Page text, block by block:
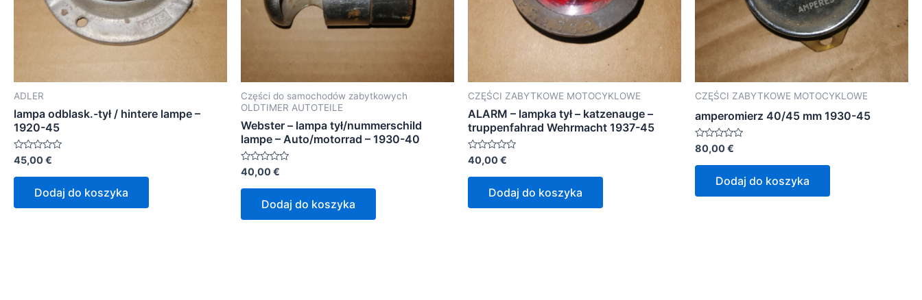
ADLER
lampa odblask.-tył / hintere lampe –
1920-45
Oceniono
0
na
45,00€
Dodaj do koszyka
Części do samochodów zabytkowych
OLDTIMER AUTOTEILE
Webster – lampa tył/nummerschild
lampe – Auto/motorrad – 1930-40
Oceniono
0
na
40,00€
Dodaj do koszyka
CZĘŚCI ZABYTKOWE MOTOCYKLOWE
ALARM – lampka tył – katzenauge –
truppenfahrad Wehrmacht 1937-45
Oceniono
0
na
40,00€
Dodaj do koszyka
CZĘŚCI ZABYTKOWE MOTOCYKLOWE
amperomierz 40/45 mm 1930-45
Oceniono
0
na
80,00€
Dodaj do koszyka